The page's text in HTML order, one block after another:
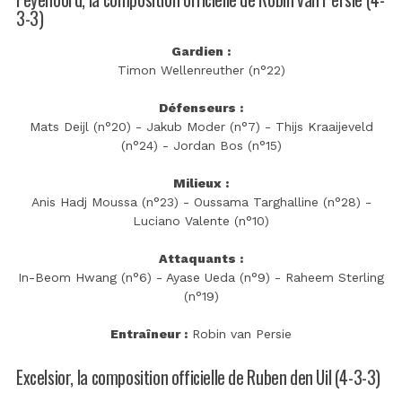
3-3)
Gardien :
Timon Wellenreuther (n°22)
Défenseurs :
Mats Deijl (n°20) - Jakub Moder (n°7) - Thijs Kraaijeveld
(n°24) - Jordan Bos (n°15)
Milieux :
Anis Hadj Moussa (n°23) - Oussama Targhalline (n°28) -
Luciano Valente (n°10)
Attaquants :
In-Beom Hwang (n°6) - Ayase Ueda (n°9) - Raheem Sterling
(n°19)
Entraîneur : Robin van Persie
Excelsior, la composition officielle de Ruben den Uil (4-3-3)